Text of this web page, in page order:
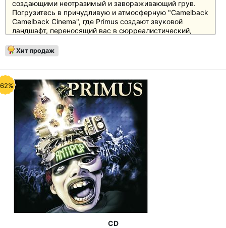
создающими неотразимый и завораживающий грув.
Погрузитесь в причудливую и атмосферную "Camelback
Camelback Cinema", где Primus создают звуковой
ландшафт, переносящий вас в сюрреалистический,
что сложный инструментарий и заставляющая
задуматься лирика "The Chastising Of Renegade"
границы музыкальных инноваций. С "Brown Album"
Primus приглашает вас исследовать неизведанные
территории авангардного рока и отправиться в
увлекательное приключение.
Хит продаж
CD